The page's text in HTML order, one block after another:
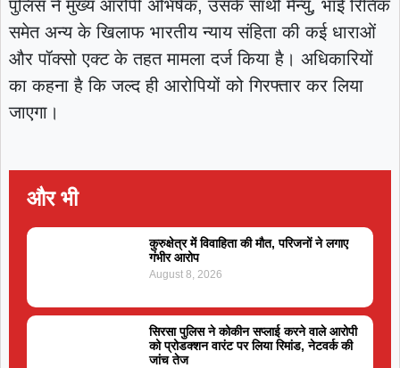
पुलिस ने मुख्य आरोपी अभिषेक, उसके साथी मैन्यु, भाई रितिक
समेत अन्य के खिलाफ भारतीय न्याय संहिता की कई धाराओं
और पॉक्सो एक्ट के तहत मामला दर्ज किया है। अधिकारियों
का कहना है कि जल्द ही आरोपियों को गिरफ्तार कर लिया
जाएगा।
और भी
कुरुक्षेत्र में विवाहिता की मौत, परिजनों ने लगाए
गंभीर आरोप
August 8, 2026
सिरसा पुलिस ने कोकीन सप्लाई करने वाले आरोपी
को प्रोडक्शन वारंट पर लिया रिमांड, नेटवर्क की
जांच तेज